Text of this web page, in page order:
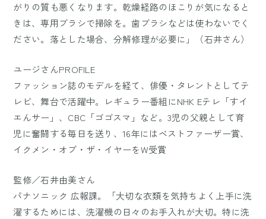
がりの質も悪くなります。乾燥経路のほこりが気になると
きは、専用ブラシで掃除を。歯ブラシなどは使わないでく
ださい。落とした場合、分解修理が必要に」（石井さん）
ユージさんPROFILE
ファッション誌のモデルを経て、俳優・タレントとしてテ
レビ、舞台で活躍中。レギュラー番組にNHK Eテレ「すイ
エんサー」、CBC「ゴゴスマ」など。3児の父親として育
児に奮闘する毎日を送り、16年にはベストファーザー賞、
イクメン・オブ・ザ・イヤーをW受賞
監修／石井由美さん
パナソニック 広報課。「大切な衣類を気持ちよく上手に洗
濯するためには、洗濯機の日々のお手入れが大切。特に洗